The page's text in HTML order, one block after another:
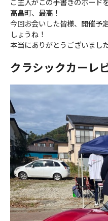
高畠町、最高！
今回お会いした皆様、開催予
しょうね！
本当にありがとうございまし
クラシックカーレ